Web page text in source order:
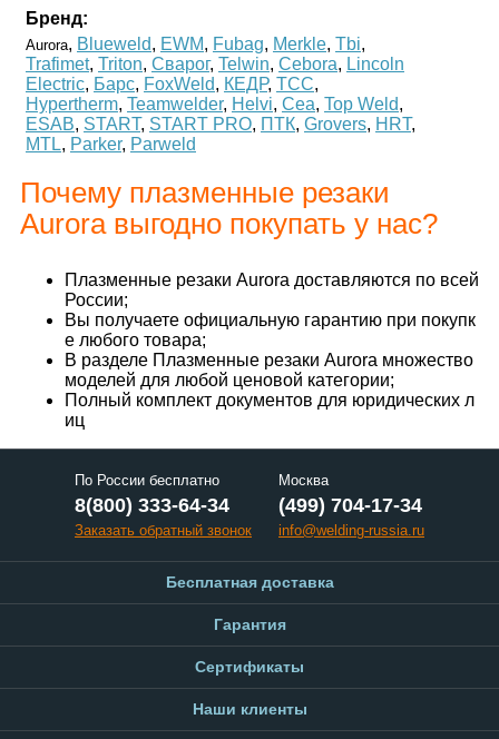
Бренд:
Aurora, Blueweld, EWM, Fubag, Merkle, Tbi,
Trafimet, Triton, Сварог, Telwin, Cebora, Lincoln
Electric, Барс, FoxWeld, КЕДР, ТСС,
Hypertherm, Teamwelder, Helvi, Cea, Top Weld,
ESAB, START, START PRO, ПТК, Grovers, HRT,
MTL, Parker, Parweld
Почему плазменные резаки
Aurora выгодно покупать у нас?
Плазменные резаки Aurora доставляются по всей
России;
Вы получаете официальную гарантию при покупк
е любого товара;
В разделе Плазменные резаки Aurora множество
моделей для любой ценовой категории;
Полный комплект документов для юридических л
иц
По России бесплатно
8(800) 333-64-34
Заказать обратный звонок
Москва
(499) 704-17-34
info@welding-russia.ru
Бесплатная доставка
Гарантия
Сертификаты
Наши клиенты